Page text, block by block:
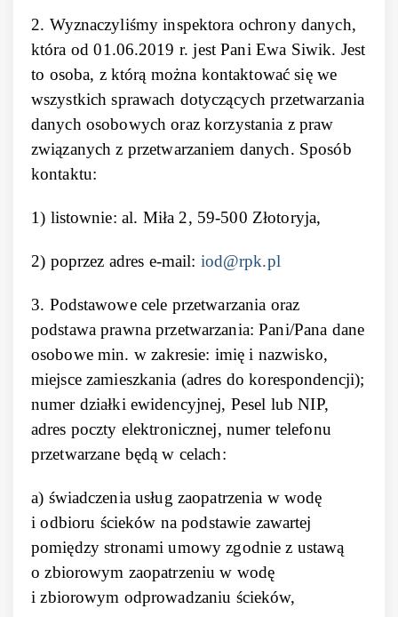
2. Wyznaczyliśmy inspektora ochrony danych,
która od 01.06.2019 r. jest Pani Ewa Siwik. Jest
to osoba, z którą można kontaktować się we
wszystkich sprawach dotyczących przetwarzania
danych osobowych oraz korzystania z praw
związanych z przetwarzaniem danych. Sposób
kontaktu:
1) listownie: al. Miła 2, 59-500 Złotoryja,
2) poprzez adres e-mail: iod@rpk.pl
3. Podstawowe cele przetwarzania oraz
podstawa prawna przetwarzania: Pani/Pana dane
osobowe min. w zakresie: imię i nazwisko,
miejsce zamieszkania (adres do korespondencji);
numer działki ewidencyjnej, Pesel lub NIP,
adres poczty elektronicznej, numer telefonu
przetwarzane będą w celach:
a) świadczenia usług zaopatrzenia w wodę
i odbioru ścieków na podstawie zawartej
pomiędzy stronami umowy zgodnie z ustawą
o zbiorowym zaopatrzeniu w wodę
i zbiorowym odprowadzaniu ścieków,